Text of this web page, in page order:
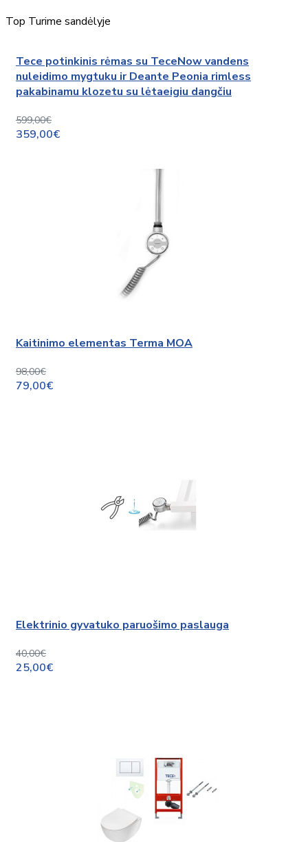
Top Turime sandėlyje
Tece potinkinis rėmas su TeceNow vandens
nuleidimo mygtuku ir Deante Peonia rimless
pakabinamu klozetu su lėtaeigiu dangčiu
599,00€
359,00€
Kaitinimo elementas Terma MOA
98,00€
79,00€
Elektrinio gyvatuko paruošimo paslauga
40,00€
25,00€